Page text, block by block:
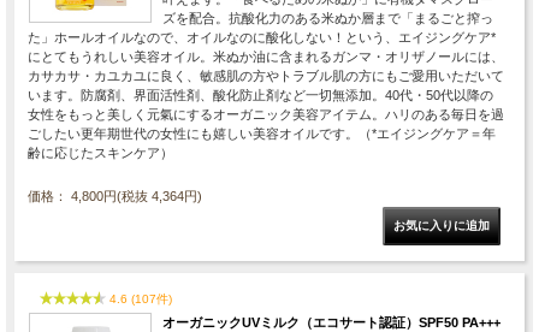
ズを配合。抗酸化力のある米ぬか層まで「まるごと搾っ
た」ホールオイルなので、オイルなのに酸化しない！という、エイジングケア*
にとてもうれしい美容オイル。米ぬか油に含まれるガンマ・オリザノールには、
カサカサ・カユカユに良く、敏感肌の方やトラブル肌の方にもご愛用いただいて
います。防腐剤、界面活性剤、酸化防止剤など一切無添加。40代・50代以降の
女性をもっと美しく元氣にするオーガニック美容アイテム。ハリのある毎日を過
ごしたい更年期世代の女性にも嬉しい美容オイルです。（*エイジングケア＝年
齢に応じたスキンケア）
価格： 4,800円(税抜 4,364円)
4.6 (107件)
オーガニックUVミルク（エコサート認証）SPF50 PA+++